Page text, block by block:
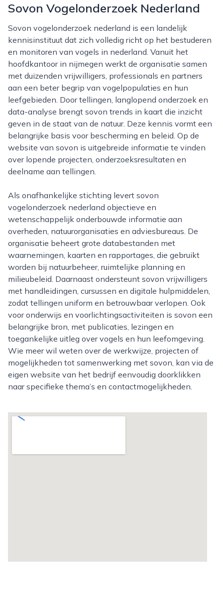
Sovon Vogelonderzoek Nederland
Sovon vogelonderzoek nederland is een landelijk
kennisinstituut dat zich volledig richt op het bestuderen
en monitoren van vogels in nederland. Vanuit het
hoofdkantoor in nijmegen werkt de organisatie samen
met duizenden vrijwilligers, professionals en partners
aan een beter begrip van vogelpopulaties en hun
leefgebieden. Door tellingen, langlopend onderzoek en
data-analyse brengt sovon trends in kaart die inzicht
geven in de staat van de natuur. Deze kennis vormt een
belangrijke basis voor bescherming en beleid. Op de
website van sovon is uitgebreide informatie te vinden
over lopende projecten, onderzoeksresultaten en
deelname aan tellingen.
Als onafhankelijke stichting levert sovon
vogelonderzoek nederland objectieve en
wetenschappelijk onderbouwde informatie aan
overheden, natuurorganisaties en adviesbureaus. De
organisatie beheert grote databestanden met
waarnemingen, kaarten en rapportages, die gebruikt
worden bij natuurbeheer, ruimtelijke planning en
milieubeleid. Daarnaast ondersteunt sovon vrijwilligers
met handleidingen, cursussen en digitale hulpmiddelen,
zodat tellingen uniform en betrouwbaar verlopen. Ook
voor onderwijs en voorlichtingsactiviteiten is sovon een
belangrijke bron, met publicaties, lezingen en
toegankelijke uitleg over vogels en hun leefomgeving.
Wie meer wil weten over de werkwijze, projecten of
mogelijkheden tot samenwerking met sovon, kan via de
eigen website van het bedrijf eenvoudig doorklikken
naar specifieke thema’s en contactmogelijkheden.